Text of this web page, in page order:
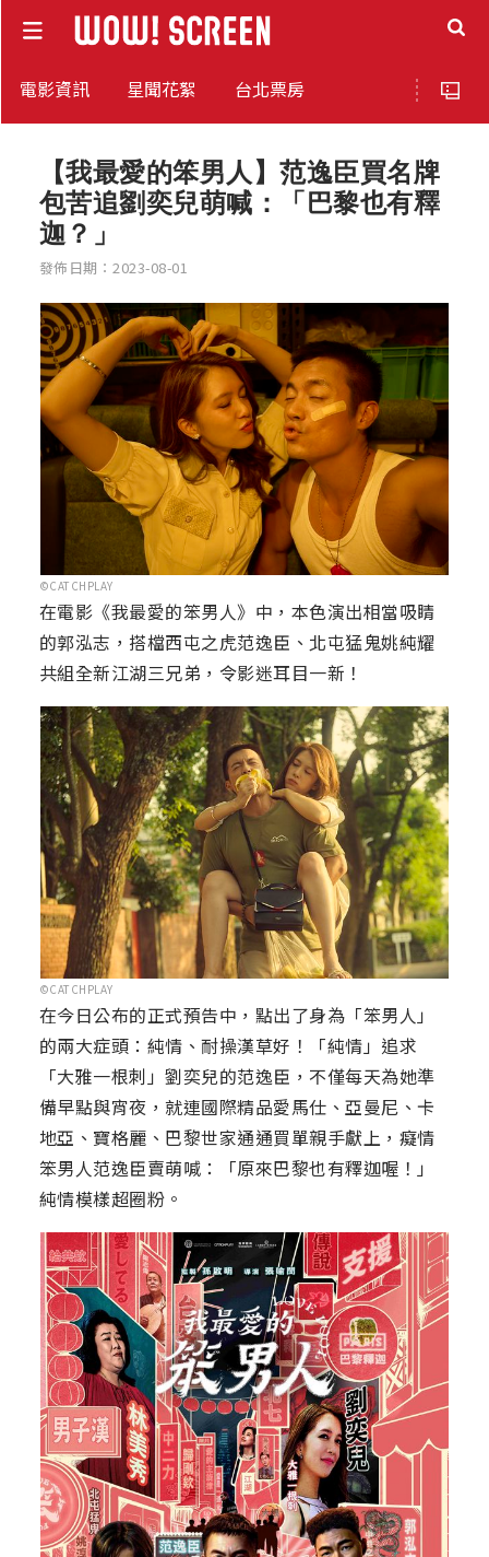
電影資訊 星聞花絮 台北票房
【我最愛的笨男人】范逸臣買名牌
包苦追劉奕兒萌喊：「巴黎也有釋
迦？」
發佈日期：2023-08-01
©CATCHPLAY
在電影《我最愛的笨男人》中，本色演出相當吸睛
的郭泓志，搭檔西屯之虎范逸臣、北屯猛鬼姚純耀
共組全新江湖三兄弟，令影迷耳目一新！
©CATCHPLAY
在今日公布的正式預告中，點出了身為「笨男人」
的兩大症頭：純情、耐操漢草好！「純情」追求
「大雅一根刺」劉奕兒的范逸臣，不僅每天為她準
備早點與宵夜，就連國際精品愛馬仕、亞曼尼、卡
地亞、寶格麗、巴黎世家通通買單親手獻上，癡情
笨男人范逸臣賣萌喊：「原來巴黎也有釋迦喔！」
純情模樣超圈粉。